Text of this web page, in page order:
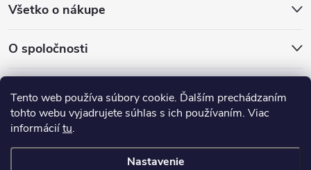
Tento web používa súbory cookie. Ďalším prechádzaním
tohto webu vyjadrujete súhlas s ich používaním. Viac
informáciítu.
Nastavenie
Všetko o nákupe
O spoločnosti